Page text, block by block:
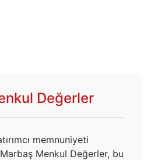
Değerler
memnuniyeti
Menkul Değerler, bu